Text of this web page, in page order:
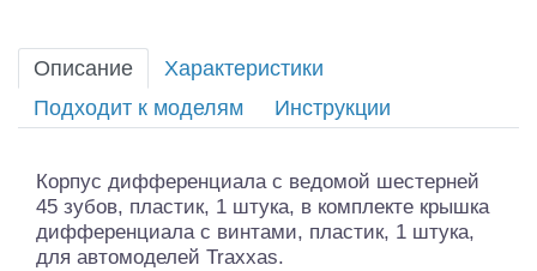
Описание
Характеристики
Подходит к моделям
Инструкции
Корпус дифференциала с ведомой шестерней
45 зубов, пластик, 1 штука, в комплекте крышка
дифференциала с винтами, пластик, 1 штука,
для автомоделей Traxxas.